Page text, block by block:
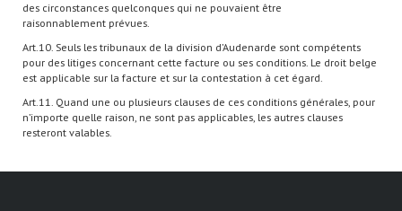
des circonstances quelconques qui ne pouvaient être
raisonnablement prévues.
Art.10. Seuls les tribunaux de la division d’Audenarde sont compétents
pour des litiges concernant cette facture ou ses conditions. Le droit belge
est applicable sur la facture et sur la contestation à cet égard.
Art.11. Quand une ou plusieurs clauses de ces conditions générales, pour
n’importe quelle raison, ne sont pas applicables, les autres clauses
resteront valables.